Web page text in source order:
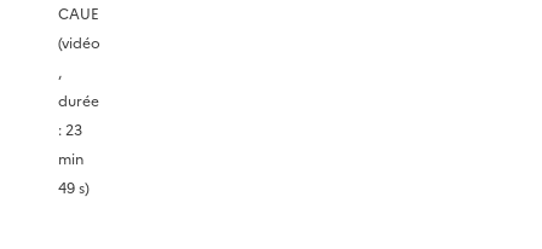
CAUE
(vidéo
,
durée
: 23
min
49 s)